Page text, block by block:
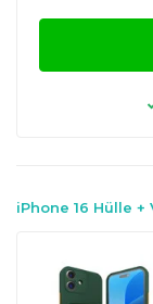
iPhone 16 Hülle